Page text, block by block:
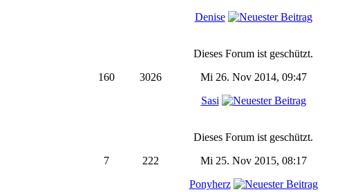
Denise
160 3026
Dieses Forum ist geschützt.
Mi 26. Nov 2014, 09:47
Sasi
7 222
Dieses Forum ist geschützt.
Mi 25. Nov 2015, 08:17
Ponyherz